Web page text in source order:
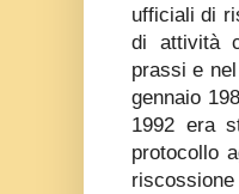
ufficiali di
di attività
prassi e
gennaio
1992 era
protocollo